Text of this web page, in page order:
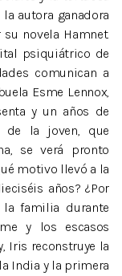
autora ganadora
novela Hamnet.
psiquiátrico de
comunican a
Esme Lennox,
y un años de
de la joven, que
se verá pronto
motivo llevó a la
años? ¿Por
familia durante
y los escasos
Iris reconstruye la
India y la primera